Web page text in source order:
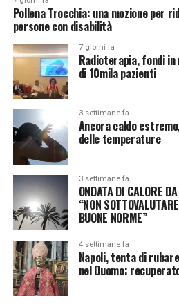
Pollena Trocchia: una mozione per
persone con disabilità
7 giorni fa
Radioterapia, fondi
di 10mila pazienti
3 settimane fa
Ancora caldo
delle temperature
3 settimane fa
ONDATA DI CALORE
“NON
BUONE NORME”
4 settimane fa
Napoli, tenta di
nel Duomo: